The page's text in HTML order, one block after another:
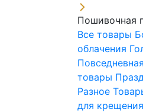
Пошивочная
Все товары
облачения
товары
Разное
для крещения